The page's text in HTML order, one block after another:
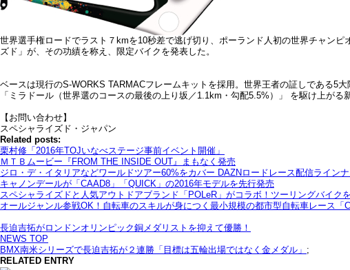
世界選手権ロードでラスト７kmを10秒差で逃げ切り、ポーランド人初の世界チャン
ズド」が、その功績を称え、限定バイクを発表した。
ベースは現行のS-WORKS TARMACフレームキットを採用。世界王者の証しである
「ミラドール（世界選のコースの最後の上り坂／1.1km・勾配5.5%）」 を駆け上がる
【お問い合わせ】
スペシャライズド・ジャパン
Related posts:
栗村修「2016年TOJいなべステージ事前イベント開催」
ＭＴＢムービー『FROM THE INSIDE OUT』まもなく発売
ジロ・デ・イタリアなどワールドツアー60%をカバー DAZNロードレース配信ライン
キャノンデールが「CAAD8」「QUICK」の2016年モデルを先行発売
スペシャライズドと人気アウトドアブランド「POLeR」がコラボ！ツーリングバイク
オールジャンル参戦OK！自転車のスキルが身につく最小規模の都市型自転車レース「
長迫吉拓がロンドンオリンピック銅メダリストを抑えて優勝！
NEWS TOP
BMX南米シリーズで長迫吉拓が２連勝「目標は五輪出場ではなく金メダル」 ;
RELATED ENTRY